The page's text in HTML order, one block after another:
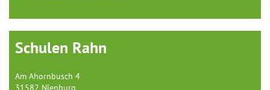
Schulen Rahn
Am Ahornbusch 4
31582 Nienburg